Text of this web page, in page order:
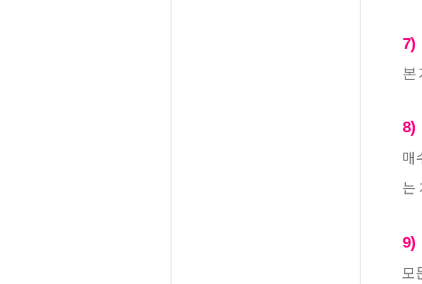
7)
본
8)
매
는
9)
모